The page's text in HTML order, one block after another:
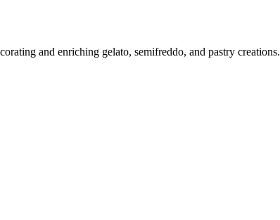
and enriching gelato, semifreddo, and pastry creations.